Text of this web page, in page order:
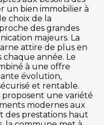
un bien immobilier à
choix de la
des grandes
majeurs. La
attire de plus en
année. Le
à une offre
évolution,
et rentable.
proposent une variété
modernes aux
des prestations haut